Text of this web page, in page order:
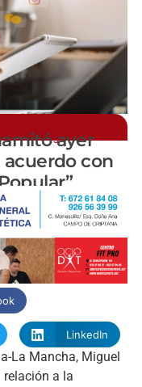
Regionales
ayer
con
LinkedIn
La Mancha, Miguel
relación a la